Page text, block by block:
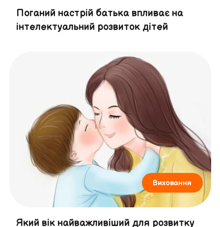
Поганий настрій батька впливає на
інтелектуальний розвиток дітей
Виховання
Який вік найважливіший для розвитку